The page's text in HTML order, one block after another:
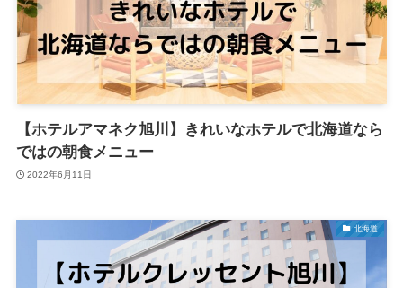
【ホテルアマネク旭川】きれいなホテルで北海道なら
ではの朝食メニュー
2022年6月11日
北海道